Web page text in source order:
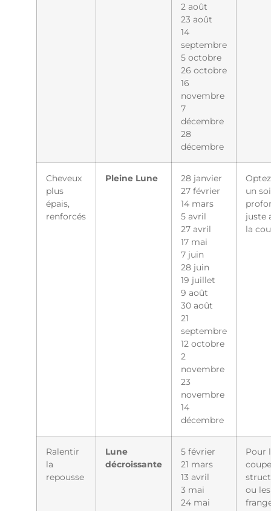
2 août
23 août
14
septembre
5 octobre
26 octobre
16
novembre
7
décembre
28
décembre
Cheveux
plus
épais,
renforcés
Pleine Lune
28 janvier
27 février
14 mars
5 avril
27 avril
17 mai
7 juin
28 juin
19 juillet
9 août
30 août
21
septembre
12 octobre
2
novembre
23
novembre
14
décembre
un
juste
la
Ralentir
la
repousse
Lune
décroissante
5 février
21 mars
13 avril
3 mai
24 mai
Pour
ou les